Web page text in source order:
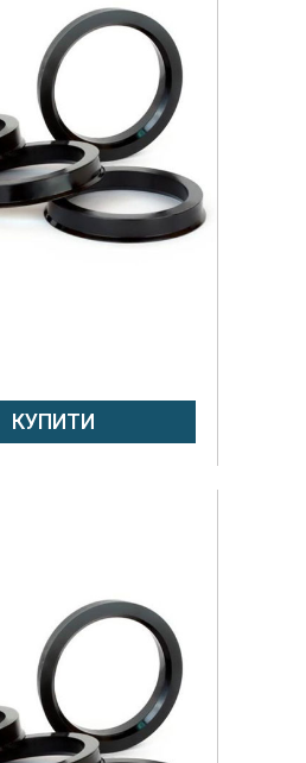
КУПИТИ